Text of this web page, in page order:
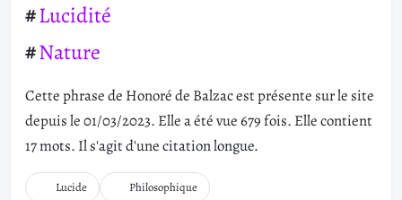
Lucidité
Nature
Cette phrase de Honoré de Balzac est présente sur le site
depuis le 01/03/2023. Elle a été vue 679 fois. Elle contient
17 mots. Il s'agit d'une citation longue.
Lucide Philosophique